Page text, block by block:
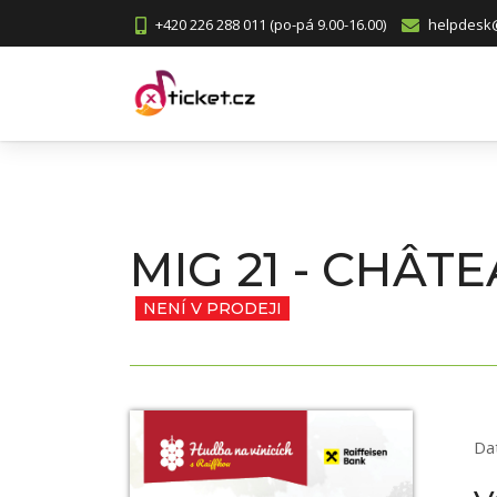
+420 226 288 011 (po-pá 9.00-16.00)
MIG 21 -
NENÍ V PRODEJI